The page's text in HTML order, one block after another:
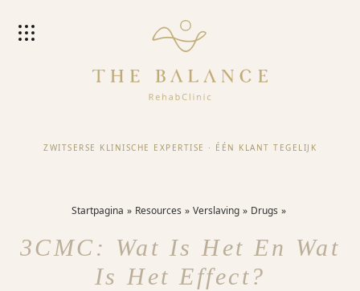
ZWITSERSE KLINISCHE EXPERTISE · ÉÉN KLANT TEGELIJK
Startpagina Resources Verslaving Drugs
3CMC: Wat Is Het En Wat
Is Het Effect?